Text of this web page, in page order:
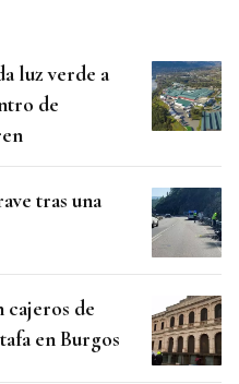
luz verde a
de
tras una
cajeros de
en Burgos